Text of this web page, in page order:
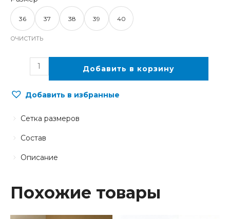
36 37 38 39 40
ОЧИСТИТЬ
Добавить в корзину
Добавить в избранные
Описание
Состав
Сетка размеров
Похожие товары